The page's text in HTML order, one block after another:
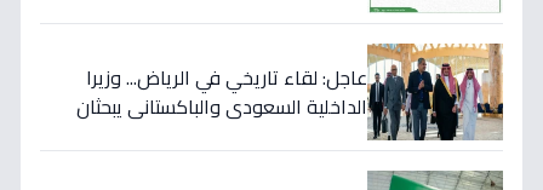
عاجل: لقاء تاريخي في الرياض... وزيرا
الداخلية السعودي والباكستاني يبحثان